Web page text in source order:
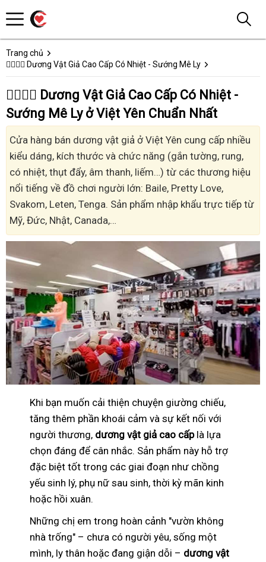
Trang chủ
👩‍❤️‍💋‍👨 Dương Vật Giả Cao Cấp Có Nhiệt - Sướng Mê Ly
👩‍❤️‍💋‍👨 Dương Vật Giả Cao Cấp Có Nhiệt -
Sướng Mê Ly ở Việt Yên Chuẩn Nhất
Cửa hàng bán dương vật giả ở Việt Yên cung cấp nhiều
kiểu dáng, kích thước và chức năng (gắn tường, rung,
có nhiệt, thụt đẩy, âm thanh, liếm…) từ các thương hiệu
nổi tiếng về đồ chơi người lớn: Baile, Pretty Love,
Svakom, Leten, Tenga. Sản phẩm nhập khẩu trực tiếp từ
Mỹ, Đức, Nhật, Canada,…
Khi bạn muốn cải thiện chuyện giường chiếu,
tăng thêm phần khoái cảm và sự kết nối với
người thương, dương vật giả cao cấplà lựa
chọn đáng để cân nhắc. Sản phẩm này hỗ trợ
đặc biệt tốt trong các giai đoạn như chồng
yếu sinh lý, phụ nữ sau sinh, thời kỳ mãn kinh
hoặc hồi xuân.
Những chị em trong hoàn cảnh "vườn không
nhà trống" – chưa có người yêu, sống một
mình, ly thân hoặc đang giận dỗi – dương vật